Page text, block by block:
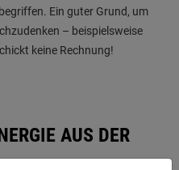
Ein guter Grund, um
– beispielsweise
keine Rechnung!
AUS DER